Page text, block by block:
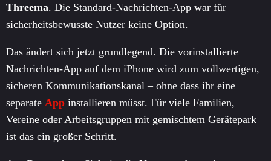
Threema. Die Standard-Nachrichten-App war für
sicherheitsbewusste Nutzer keine Option.
Das ändert sich jetzt grundlegend. Die vorinstallierte
Nachrichten-App auf dem iPhone wird zum vollwertigen,
sicheren Kommunikationskanal – ohne dass ihr eine
separate App installieren müsst. Für viele Familien,
Vereine oder Arbeitsgruppen mit gemischtem Gerätepark
ist das ein großer Schritt.